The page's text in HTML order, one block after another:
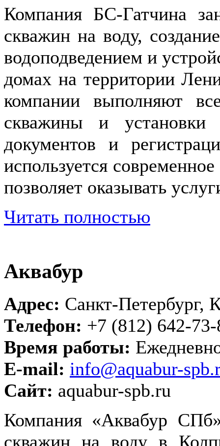
Компания БС-Гатчина
скважин на воду,
водоподведением и
домах на территории
компании выполняют
скважины и установки
документов и
используется
позволяет оказывать
Читать полностью
Аквабур
Адрес: Санкт-Петербург,
Телефон: +7 (812) 642-
Время работы:
E-mail: info@aquabur-
Сайт: aquabur-spb.ru
Компания «Аквабур
скважин на воду в